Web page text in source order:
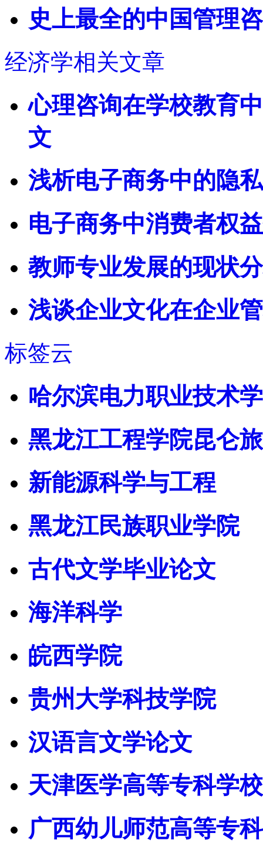
史上最全的中国管理
经济学相关文章
心理咨询在学校教育
文
浅析电子商务中的隐
电子商务中消费者权
教师专业发展的现状
浅谈企业文化在企业
标签云
哈尔滨电力职业技术
黑龙江工程学院昆仑
新能源科学与工程
黑龙江民族职业学院
古代文学毕业论文
海洋科学
皖西学院
贵州大学科技学院
汉语言文学论文
天津医学高等专科学校
广西幼儿师范高等专